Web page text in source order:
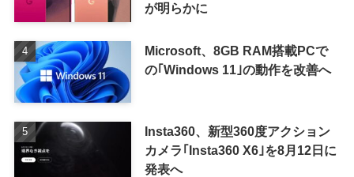
が明らかに
Microsoft、8GB RAM搭載PCで
の｢Windows 11｣の動作を改善へ
Insta360、新型360度アクション
カメラ｢Insta360 X6｣を8月12日に
発表へ